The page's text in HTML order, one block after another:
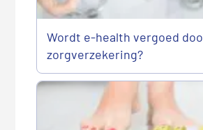
Wordt e-health vergoed
zorgverzekering?